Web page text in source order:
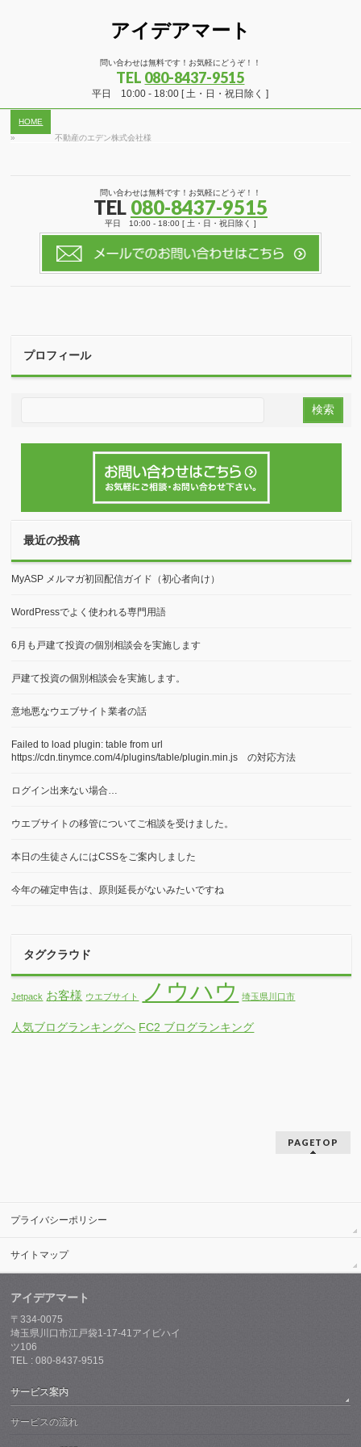
アイデアマート
問い合わせは無料です！お気軽にどうぞ！！
TEL 080-8437-9515
平日 10:00 - 18:00 [ 土・日・祝日除く ]
HOME
»
不動産のエデン株式会社様
問い合わせは無料です！お気軽にどうぞ！！
TEL 080-8437-9515
平日 10:00 - 18:00 [ 土・日・祝日除く ]
プロフィール
最近の投稿
MyASP メルマガ初回配信ガイド（初心者向け）
WordPressでよく使われる専門用語
6月も戸建て投資の個別相談会を実施します
戸建て投資の個別相談会を実施します。
意地悪なウエブサイト業者の話
Failed to load plugin: table from url
https://cdn.tinymce.com/4/plugins/table/plugin.min.js の対応方法
ログイン出来ない場合…
ウエブサイトの移管についてご相談を受けました。
本日の生徒さんにはCSSをご案内しました
今年の確定申告は、原則延長がないみたいですね
タグクラウド
Jetpack お客様 ウエブサイト ノウハウ 埼玉県川口市
人気ブログランキングへ FC2 ブログランキング
PAGETOP
プライバシーポリシー
サイトマップ
アイデアマート
〒334-0075
埼玉県川口市江戸袋1-17-41アイビハイ
ツ106
TEL : 080-8437-9515
サービス案内
サービスの流れ